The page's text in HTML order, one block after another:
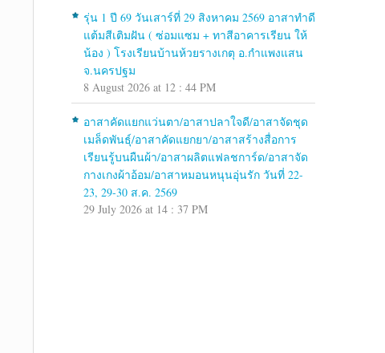
รุ่น 1 ปี 69 วันเสาร์ที่ 29 สิงหาคม 2569 อาสาทำดี
แต้มสีเติมฝัน ( ซ่อมแซม + ทาสีอาคารเรียน ให้
น้อง ) โรงเรียนบ้านห้วยรางเกตุ อ.กำแพงแสน
จ.นครปฐม
8 August 2026 at 12 : 44 PM
อาสาคัดแยกแว่นตา/อาสาปลาใจดี/อาสาจัดชุด
เมล็ดพันธุ์/อาสาคัดแยกยา/อาสาสร้างสื่อการ
เรียนรู้บนผืนผ้า/อาสาผลิตแฟลชการ์ด/อาสาจัด
กางเกงผ้าอ้อม/อาสาหมอนหนุนอุ่นรัก วันที่ 22-
23, 29-30 ส.ค. 2569
29 July 2026 at 14 : 37 PM